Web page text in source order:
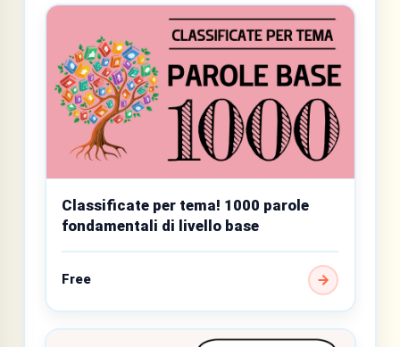
Classificate per tema! 1000 parole
fondamentali di livello base
Free